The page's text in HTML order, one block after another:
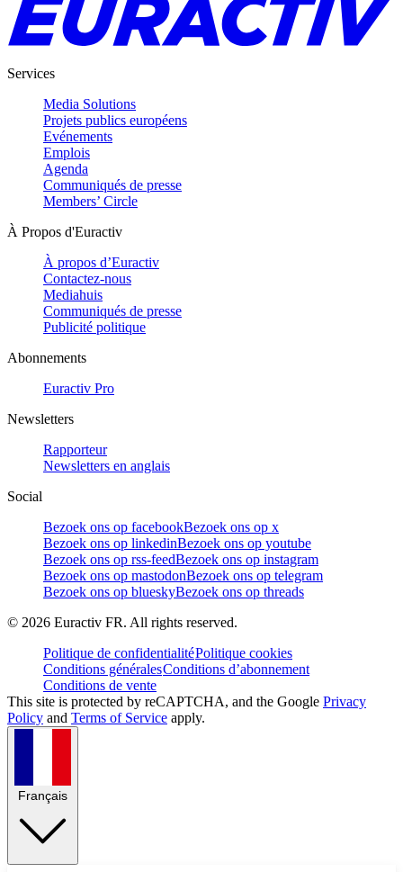
Services
Media Solutions
Projets publics européens
Evénements
Emplois
Agenda
Communiqués de presse
Members’ Circle
À Propos d'Euractiv
À propos d’Euractiv
Contactez-nous
Mediahuis
Communiqués de presse
Publicité politique
Abonnements
Euractiv Pro
Newsletters
Rapporteur
Newsletters en anglais
Social
Bezoek ons op facebookBezoek ons op x
Bezoek ons op linkedinBezoek ons op youtube
Bezoek ons op rss-feedBezoek ons op instagram
Bezoek ons op mastodonBezoek ons op telegram
Bezoek ons op blueskyBezoek ons op threads
© 2026 Euractiv FR. All rights reserved.
Politique de confidentialitéPolitique cookies
Conditions généralesConditions d’abonnement
Conditions de vente
This site is protected by reCAPTCHA, and the Google Privacy
Policy and Terms of Service apply.
Français